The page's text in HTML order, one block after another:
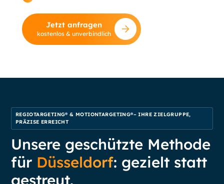
Jetzt anfragen
kostenlos & unverbindlich
REGIOTARGETING® & MOTIONTARGETING®– IHRE ZIELGRUPPE,
PRÄZISE ERREICHT
Unsere geschützte Methode
für Düsseldorf: gezielt statt
gestreut.